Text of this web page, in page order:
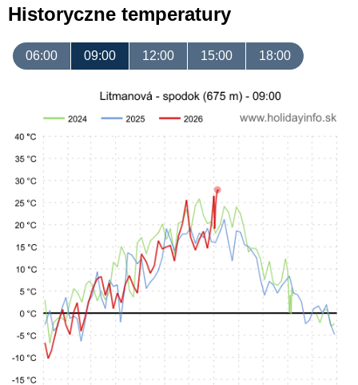
Historyczne temperatury
06:00 09:00 12:00 15:00 18:00